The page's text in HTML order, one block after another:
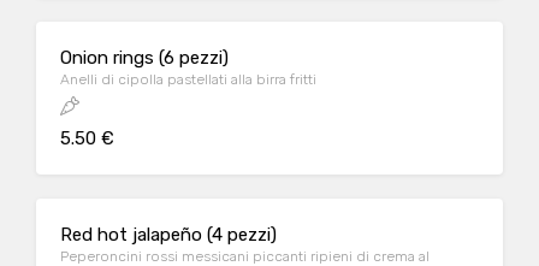
Onion rings (6 pezzi)
Anelli di cipolla pastellati alla birra fritti
5.50 €
Red hot jalapeño (4 pezzi)
Peperoncini rossi messicani piccanti ripieni di crema al